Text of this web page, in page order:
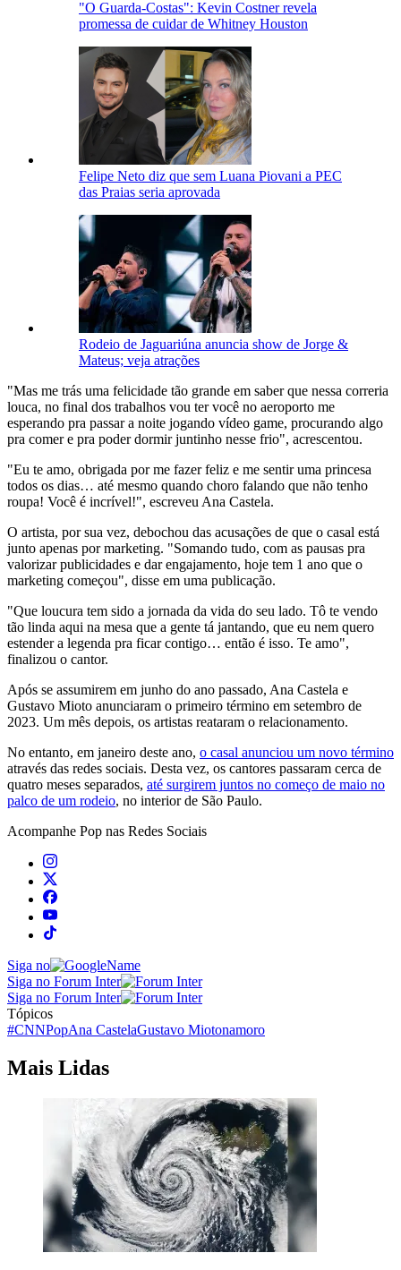
"O Guarda-Costas": Kevin Costner revela
promessa de cuidar de Whitney Houston
Felipe Neto diz que sem Luana Piovani a PEC
das Praias seria aprovada
Rodeio de Jaguariúna anuncia show de Jorge &
Mateus; veja atrações
"Mas me trás uma felicidade tão grande em saber que nessa correria
louca, no final dos trabalhos vou ter você no aeroporto me
esperando pra passar a noite jogando vídeo game, procurando algo
pra comer e pra poder dormir juntinho nesse frio", acrescentou.
"Eu te amo, obrigada por me fazer feliz e me sentir uma princesa
todos os dias… até mesmo quando choro falando que não tenho
roupa! Você é incrível!", escreveu Ana Castela.
O artista, por sua vez, debochou das acusações de que o casal está
junto apenas por marketing. "Somando tudo, com as pausas pra
valorizar publicidades e dar engajamento, hoje tem 1 ano que o
marketing começou", disse em uma publicação.
"Que loucura tem sido a jornada da vida do seu lado. Tô te vendo
tão linda aqui na mesa que a gente tá jantando, que eu nem quero
estender a legenda pra ficar contigo… então é isso. Te amo",
finalizou o cantor.
Após se assumirem em junho do ano passado, Ana Castela e
Gustavo Mioto anunciaram o primeiro término em setembro de
2023. Um mês depois, os artistas reataram o relacionamento.
No entanto, em janeiro deste ano, o casal anunciou um novo término
através das redes sociais. Desta vez, os cantores passaram cerca de
quatro meses separados, até surgirem juntos no começo de maio no
palco de um rodeio, no interior de São Paulo.
Acompanhe Pop nas Redes Sociais
Siga no
Siga no Forum Inter
Siga no Forum Inter
Tópicos
#CNNPopAna CastelaGustavo Miotonamoro
Mais Lidas